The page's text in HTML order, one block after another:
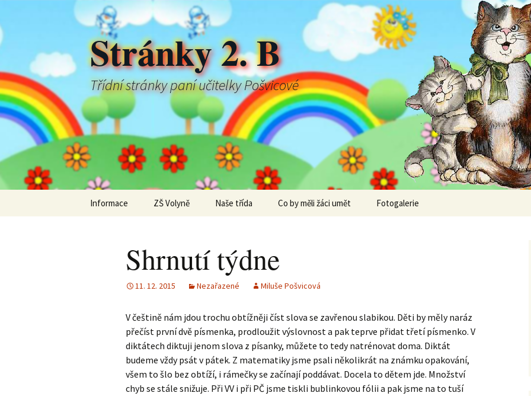
Stránky 2. B
Třídní stránky paní učitelky Pošvicové
Informace ZŠ Volyně Naše třída Co by měli žáci umět Fotogalerie
Shrnutí týdne
11. 12. 2015 Nezařazené Miluše Pošvicová
V češtině nám jdou trochu obtížněji číst slova se zavřenou slabikou. Děti by měly naráz
přečíst první dvě písmenka, prodloužit výslovnost a pak teprve přidat třetí písmenko. V
diktátech diktuji jenom slova z písanky, můžete to tedy natrénovat doma. Diktát
budeme vždy psát v pátek. Z matematiky jsme psali několikrát na známku opakování,
všem to šlo bez obtíží, i rámečky se začínají poddávat. Docela to dětem jde. Množství
chyb se stále snižuje. Při VV i při PČ jsme tiskli bublinkovou fólii a pak jsme na to tuší